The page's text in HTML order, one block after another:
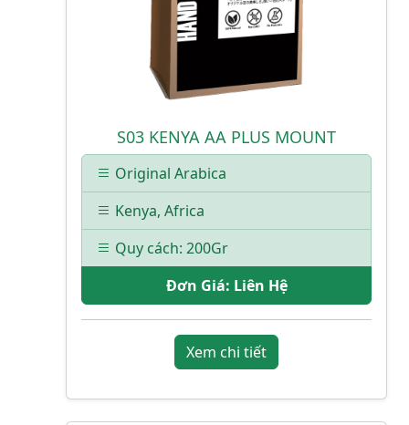
S03 KENYA AA PLUS MOUNT
Original Arabica
Kenya, Africa
Quy cách: 200Gr
Đơn Giá: Liên Hệ
Xem chi tiết